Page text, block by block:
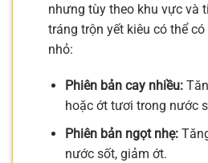
nhưng tùy theo khu vực và
tráng trộn yết kiêu có thể
nhỏ:
Phiên bản cay nhiều:
hoặc ớt tươi trong nước
Phiên bản ngọt nhẹ:
nước sốt, giảm ớt.